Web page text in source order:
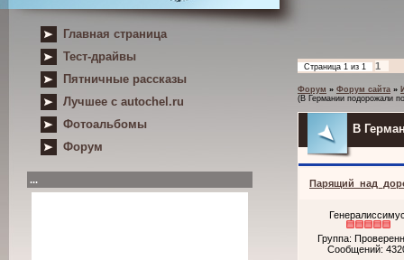
Главная страница
Тест-драйвы
Пятничные рассказы
Лучшее с autochel.ru
Фотоальбомы
Форум
...
Страница 1 из 1 1
Форум » Форум сайта »
(В Германии подорожали
В
Группа:
Сообщений: